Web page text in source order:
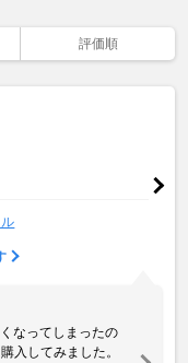
評価順
なってしまったの
入してみました。